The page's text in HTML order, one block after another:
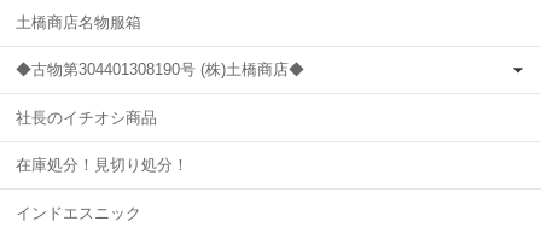
土橋商店名物服箱
◆古物第304401308190号 (株)土橋商店◆
社長のイチオシ商品
在庫処分！見切り処分！
インドエスニック